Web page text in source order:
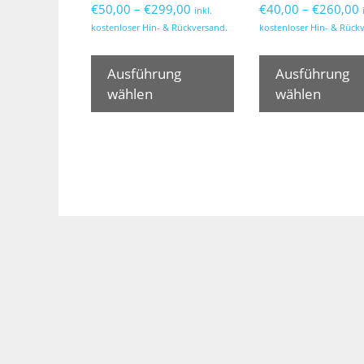
€50,00 – €299,00 Preisspanne:
€50,00
€299,00
inkl.
kostenloser Hin- & Rückversand.
Ausführung
wählen
Dieses
Produkt
mehrere
€40,00 – €260,00
kostenloser Hin- &
Ausführung
wählen